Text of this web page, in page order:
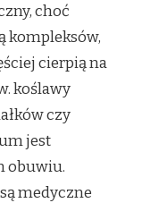
choć
kompleksów,
cierpią na
koślawy
czy
jest
obuwiu.
medyczne